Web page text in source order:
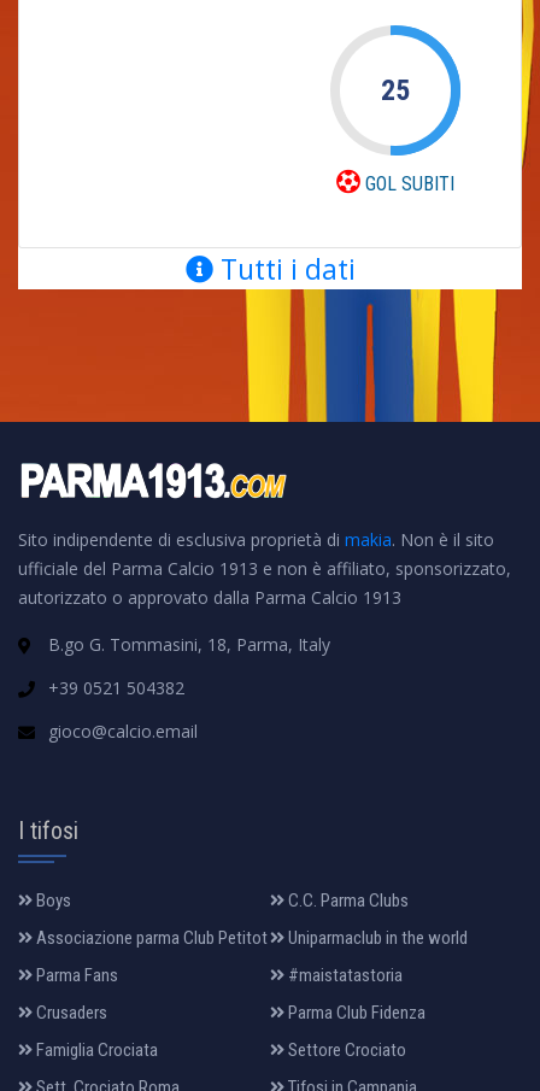
25
GOL SUBITI
Tutti i dati
Sito indipendente di esclusiva proprietà di makia. Non è il sito
ufficiale del Parma Calcio 1913 e non è affiliato, sponsorizzato,
autorizzato o approvato dalla Parma Calcio 1913
B.go G. Tommasini, 18, Parma, Italy
+39 0521 504382
gioco@calcio.email
I tifosi
Boys
C.C. Parma Clubs
Associazione parma Club Petitot
Uniparmaclub in the world
Parma Fans
#maistatastoria
Crusaders
Parma Club Fidenza
Famiglia Crociata
Settore Crociato